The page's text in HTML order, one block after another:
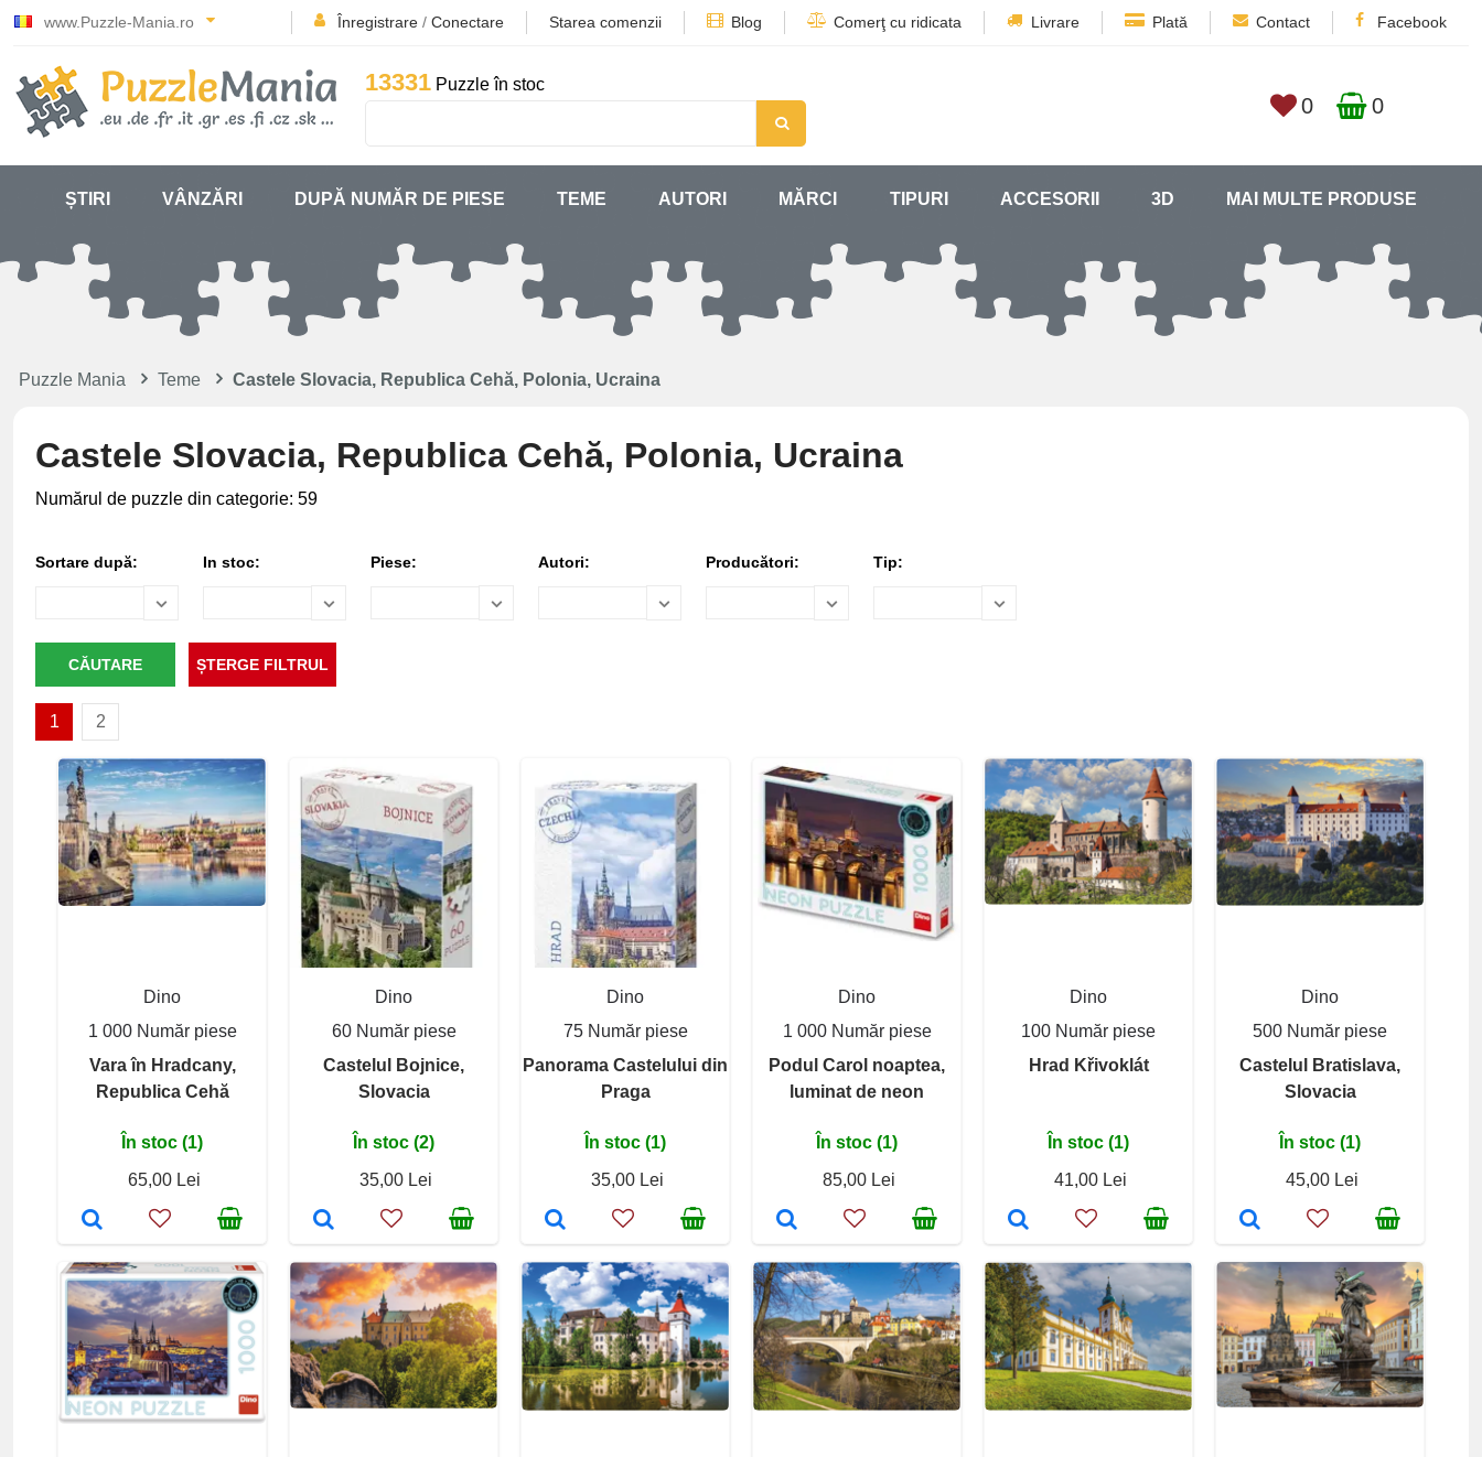
www.Puzzle-Mania.ro Înregistrare / Conectare Starea comenzii Blog Comerţ cu ridicata Livrare Plată Contact Facebook
13331 Puzzle în stoc
0 0
ȘTIRI VÂNZĂRI DUPĂ NUMĂR DE PIESE TEME AUTORI MĂRCI TIPURI ACCESORII 3D MAI MULTE PRODUSE
Puzzle Mania Teme Castele Slovacia, Republica Cehă, Polonia, Ucraina
Castele Slovacia, Republica Cehă, Polonia, Ucraina
Numărul de puzzle din categorie: 59
Sortare după: In stoc: Piese: Autori: Producători: Tip:
1 2
Dino
1 000 Număr piese
Vara în Hradcany,
Republica Cehă
În stoc (1)
65,00 Lei
Dino
60 Număr piese
Castelul Bojnice,
Slovacia
În stoc (2)
35,00 Lei
Dino
75 Număr piese
Panorama Castelului din
Praga
În stoc (1)
35,00 Lei
Dino
1 000 Număr piese
Podul Carol noaptea,
luminat de neon
În stoc (1)
85,00 Lei
Dino
100 Număr piese
Hrad Křivoklát
În stoc (1)
41,00 Lei
Dino
500 Număr piese
Castelul Bratislava,
Slovacia
În stoc (1)
45,00 Lei